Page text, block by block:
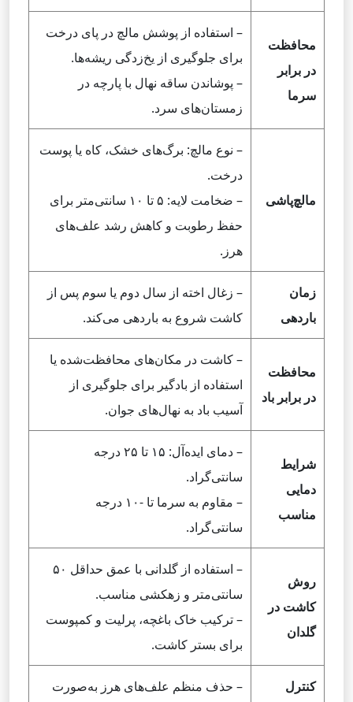
محافظت
در برابر
سرما
– استفاده از پوشش مالچ در پای درخت
برای جلوگیری از یخ‌زدگی ریشه‌ها.
– پوشاندن ساقه نهال با پارچه در
زمستان‌های سرد.
مالچ‌پاشی
– نوع مالچ: برگ‌های خشک، کاه یا پوست
درخت.
– ضخامت لایه: ۵ تا ۱۰ سانتی‌متر برای
حفظ رطوبت و کاهش رشد علف‌های
هرز.
زمان
باردهی
– زغال اخته از سال دوم یا سوم پس از
کاشت شروع به باردهی می‌کند.
محافظت
در برابر باد
– کاشت در مکان‌های محافظت‌شده یا
استفاده از بادگیر برای جلوگیری از
آسیب باد به نهال‌های جوان.
شرایط
دمایی
مناسب
– دمای ایده‌آل: ۱۵ تا ۲۵ درجه
سانتی‌گراد.
– مقاوم به سرما تا -۱۰ درجه
سانتی‌گراد.
روش
کاشت در
گلدان
– استفاده از گلدانی با عمق حداقل ۵۰
سانتی‌متر و زهکشی مناسب.
– ترکیب خاک باغچه، پرلیت و کمپوست
برای بستر کاشت.
کنترل
– حذف منظم علف‌های هرز به‌صورت